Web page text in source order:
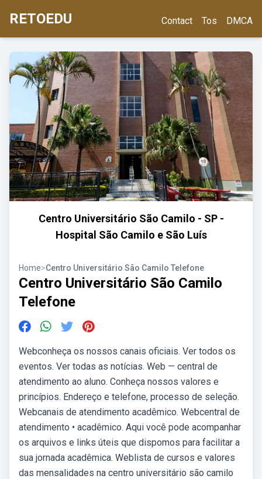
RETOEDU Contact Tos DMCA
Centro Universitário São Camilo - SP -
Hospital São Camilo e São Luís
Home>Centro Universitário São Camilo Telefone
Centro Universitário São Camilo
Telefone
Webconheça os nossos canais oficiais. Ver todos os
eventos. Ver todas as notícias. Web — central de
atendimento ao aluno. Conheça nossos valores e
princípios. Endereço e telefone, processo de seleção.
Webcanais de atendimento acadêmico. Webcentral de
atendimento • acadêmico. Aqui você pode acompanhar
os arquivos e links úteis que dispomos para facilitar a
sua jornada acadêmica. Weblista de cursos e valores
das mensalidades na centro universitário são camilo